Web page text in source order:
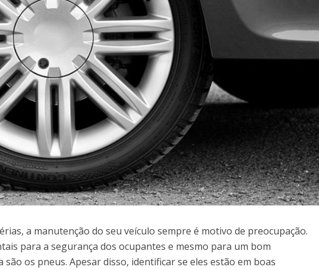
a manutenção do seu veículo sempre é motivo de preocupação.
para a segurança dos ocupantes e mesmo para um bom
os pneus. Apesar disso, identificar se eles estão em boas